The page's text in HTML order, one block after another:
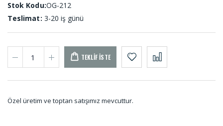
Stok Kodu:OG-212
Teslimat: 3-20 iş günü
TEKLIF İSTE
Özel üretim ve toptan satışımız mevcuttur.